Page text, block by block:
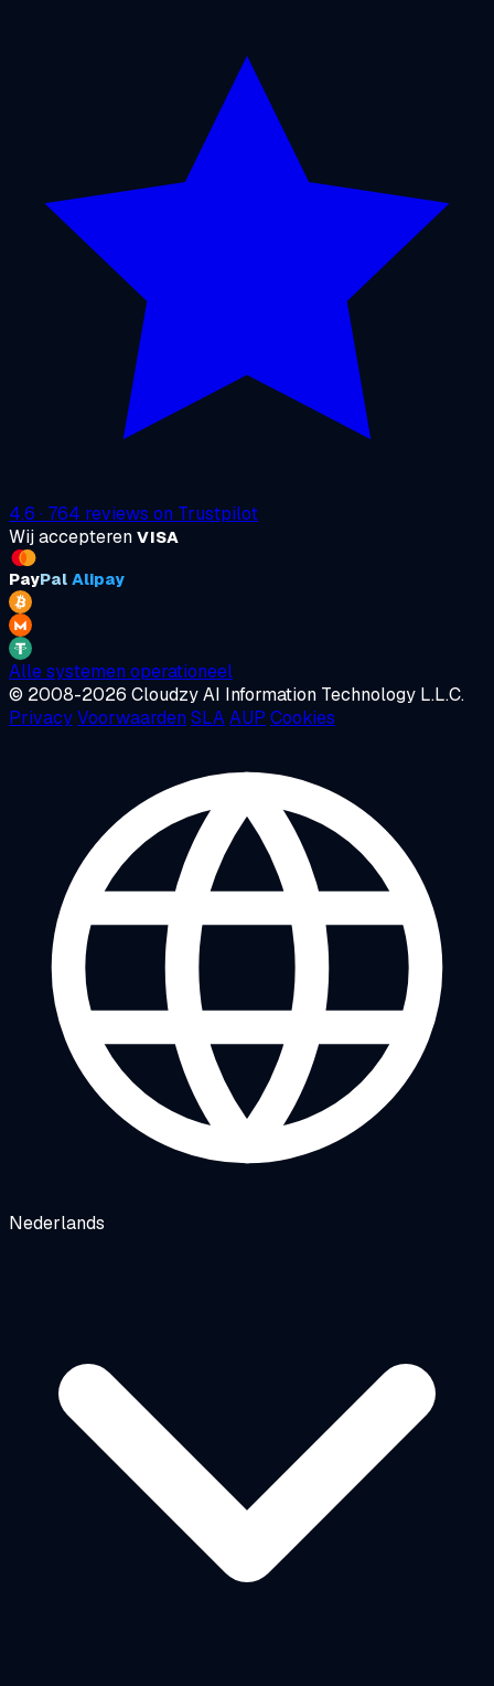
4.6 · 764 reviews on Trustpilot
Wij accepteren VISA
PayPal Alipay
Alle systemen operationeel
© 2008-2026 Cloudzy AI Information Technology L.L.C.
PrivacyVoorwaarden SLAAUP Cookies
Nederlands